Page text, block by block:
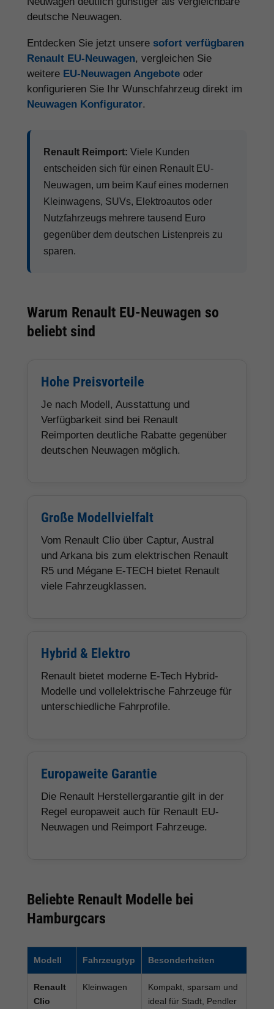
deutsche Neuwagen.
Entdecken Sie jetzt unsere sofort verfügbaren
Renault EU-Neuwagen, vergleichen Sie
weitere EU-Neuwagen Angebote oder
konfigurieren Sie Ihr Wunschfahrzeug direkt im
Neuwagen Konfigurator.
Renault Reimport: Viele Kunden
entscheiden sich für einen Renault EU-
Neuwagen, um beim Kauf eines modernen
Kleinwagens, SUVs, Elektroautos oder
Nutzfahrzeugs mehrere tausend Euro
gegenüber dem deutschen Listenpreis zu
sparen.
Warum Renault EU-Neuwagen so
beliebt sind
Hohe Preisvorteile
Je nach Modell, Ausstattung und
Verfügbarkeit sind bei Renault
Reimporten deutliche Rabatte gegenüber
deutschen Neuwagen möglich.
Große Modellvielfalt
Vom Renault Clio über Captur, Austral
und Arkana bis zum elektrischen Renault
R5 und Mégane E-TECH bietet Renault
viele Fahrzeugklassen.
Hybrid & Elektro
Renault bietet moderne E-Tech Hybrid-
Modelle und vollelektrische Fahrzeuge für
unterschiedliche Fahrprofile.
Europaweite Garantie
Die Renault Herstellergarantie gilt in der
Regel europaweit auch für Renault EU-
Neuwagen und Reimport Fahrzeuge.
Beliebte Renault Modelle bei
Hamburgcars
Modell Fahrzeugtyp Besonderheiten
Renault
Clio
Kleinwagen
Kompakt, sparsam und
ideal für Stadt, Pendler